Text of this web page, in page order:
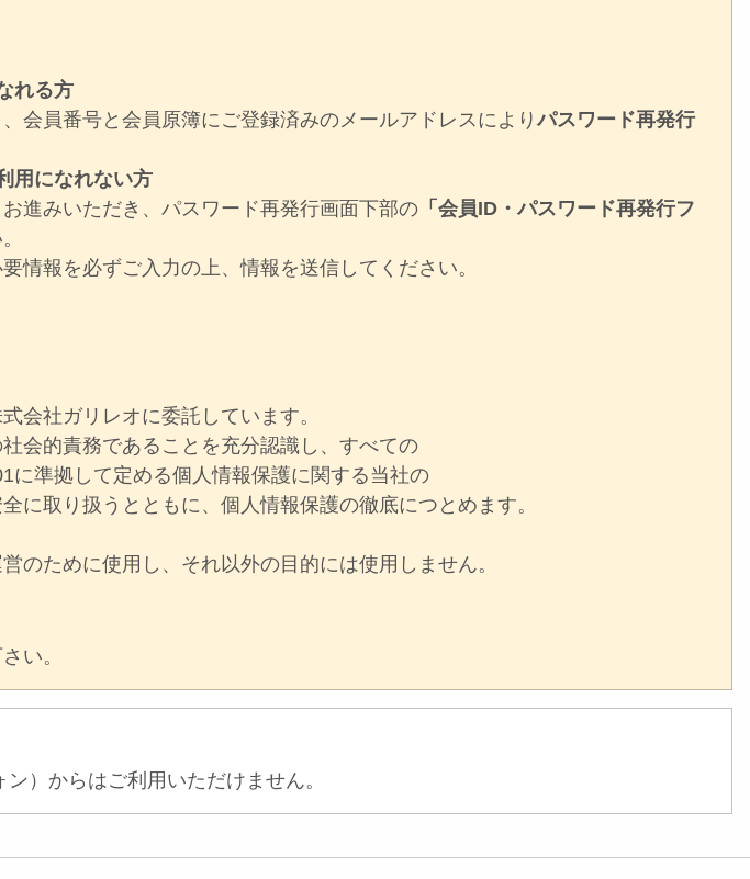
れる方
、会員番号と会員原簿にご登録済みのメールアドレスによりパスワード再発行
用になれない方
お進みいただき、パスワード再発行画面下部の 「会員ID・パスワード再発行フ
情報を必ずご入力の上、情報を送信してください。
会社ガリレオに委託しています。
会的責務であることを充分認識し、すべての
に準拠して定める個人情報保護に関する当社の
に取り扱うとともに、個人情報保護の徹底につとめます。
ために使用し、それ以外の目的には使用しません。
い。
）からはご利用いただけません。